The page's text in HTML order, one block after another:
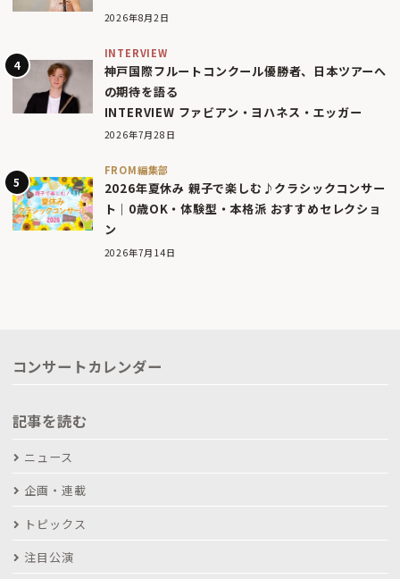
2026年8月2日
INTERVIEW
神戸国際フルートコンクール優勝者、日本ツアーへ
の期待を語る
INTERVIEW ファビアン・ヨハネス・エッガー
2026年7月28日
FROM編集部
2026年夏休み 親子で楽しむ♪クラシックコンサー
ト｜0歳OK・体験型・本格派 おすすめセレクショ
ン
2026年7月14日
コンサートカレンダー
記事を読む
ニュース
企画・連載
トピックス
注目公演